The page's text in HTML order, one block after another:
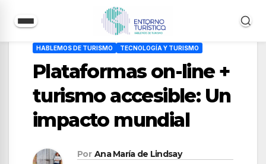
contenido
HABLEMOS DE TURISMO TECNOLOGÍA Y TURISMO
Plataformas on-line +
turismo accesible: Un
impacto mundial
Por Ana María de Lindsay